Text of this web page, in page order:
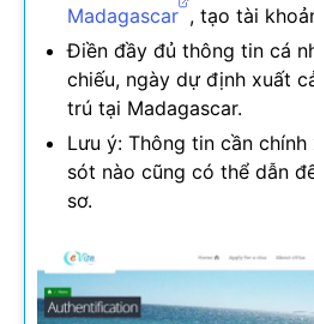
Madagascar , tạo tài
Điền đầy đủ thông tin cá
chiếu, ngày dự định xuất
trú tại Madagascar.
Lưu ý: Thông tin cần
sót nào cũng có thể dẫn
sơ.